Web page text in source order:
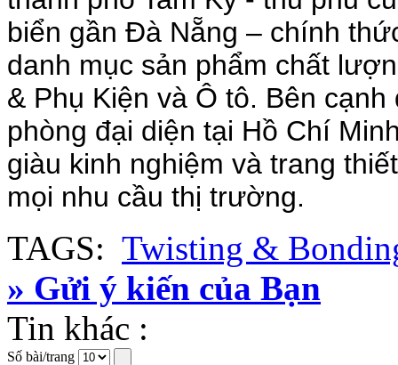
biển gần Đà Nẵng – chính
danh mục sản phẩm chất
& Phụ Kiện và Ô tô. Bên
phòng đại diện tại Hồ Chí
giàu kinh nghiệm và trang
mọi nhu cầu thị
TAGS: Twisting &
» Gửi ý kiến của Bạn
Tin khác :
Số bài/trang